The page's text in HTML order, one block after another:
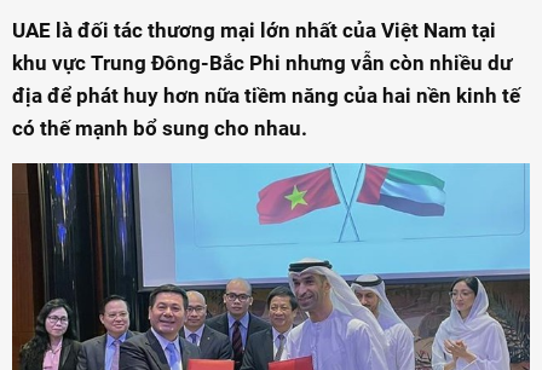
UAE là đối tác thương mại lớn nhất của Việt Nam tại
khu vực Trung Đông-Bắc Phi nhưng vẫn còn nhiều dư
địa để phát huy hơn nữa tiềm năng của hai nền kinh tế
có thế mạnh bổ sung cho nhau.